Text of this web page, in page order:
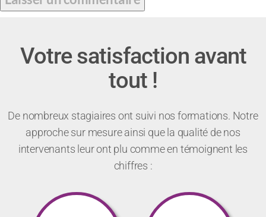
Votre satisfaction avant
tout !
De nombreux stagiaires ont suivi nos formations. Notre
approche sur mesure ainsi que la qualité de nos
intervenants leur ont plu comme en témoignent les
chiffres :